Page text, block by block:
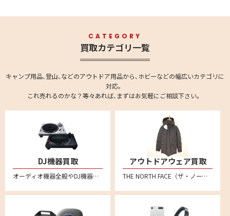
CATEGORY
買取カテゴリ一覧
キャンプ用品､登山､などのアウトドア用品から､ホビーなどの幅広いカテゴリに
対応。
これ売れるのかな？等々あれば､まずはお気軽にご相談下さい。
DJ機器買取
オーディオ機器全般やDJ機器の買取強化中です。全国対応の宅配買取で、不要になったオーディオ機器をお売りください。 ターンテーブル、DJコントローラー、インターフェイス、CDJ、DJミキサー、DJエフェクター、シーケンサー、サンプラー、ヘッドホンやバイナル、MIDIコントローラーなども買い取りいたしております。
アウトドアウェア買取
THE NORTH FACE（ザ・ノース・フェイス）、 Patagonia（パタゴニア）、Columbia（コロンビア）、mont-bell（モンベル）、アークテリクス、スノーピーク、ナンガ、ACRONYM(アクロニウム)といった人気メーカー品を売るならリムーブへ。特にダウンジャケットなどを中心に買取強化中！